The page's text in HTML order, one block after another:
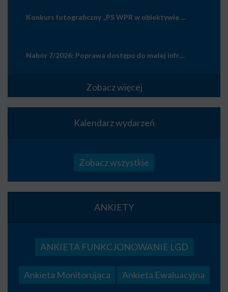
Konkurs fotograficzny „PS WPR w obiektywie – wieś wczoraj, dziś i jutro”
Nabór 7/2026: Poprawa dostępu do małej infrastruktury publicznej
Zobacz więcej
Kalendarz wydarzeń
Zobacz wszystkie
ANKIETY
ANKIETA FUNKCJONOWANIE LGD
Ankieta Monitorująca Ankieta Ewaluacyjna